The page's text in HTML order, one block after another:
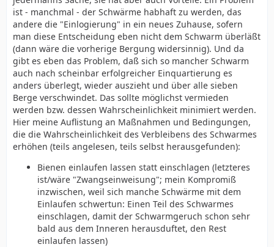
ist - manchmal - der Schwärme habhaft zu werden, das
andere die "Einlogierung" in ein neues Zuhause, sofern
man diese Entscheidung eben nicht dem Schwarm überläßt
(dann wäre die vorherige Bergung widersinnig). Und da
gibt es eben das Problem, daß sich so mancher Schwarm
auch nach scheinbar erfolgreicher Einquartierung es
anders überlegt, wieder auszieht und über alle sieben
Berge verschwindet. Das sollte möglichst vermieden
werden bzw. dessen Wahrscheinlichkeit minimiert werden.
Hier meine Auflistung an Maßnahmen und Bedingungen,
die die Wahrscheinlichkeit des Verbleibens des Schwarmes
erhöhen (teils angelesen, teils selbst herausgefunden):
Bienen einlaufen lassen statt einschlagen (letzteres
ist/wäre "Zwangseinweisung"; mein Kompromiß
inzwischen, weil sich manche Schwärme mit dem
Einlaufen schwertun: Einen Teil des Schwarmes
einschlagen, damit der Schwarmgeruch schon sehr
bald aus dem Inneren herausduftet, den Rest
einlaufen lassen)